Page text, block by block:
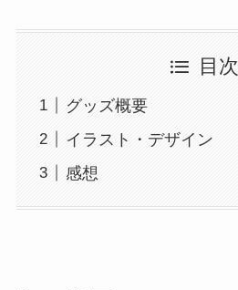
目次
グッズ概要
イラスト・デザイン
感想